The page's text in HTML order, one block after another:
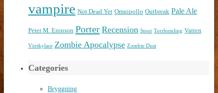
vampire Not Dead Yet Omnipollo Outbreak Pale Ale
Peter M. Eronson Porter Recension Stout Torrhumling Vatten
Vörtkylare Zombie Apocalypse Zombie Dust
Categories
Bryggning